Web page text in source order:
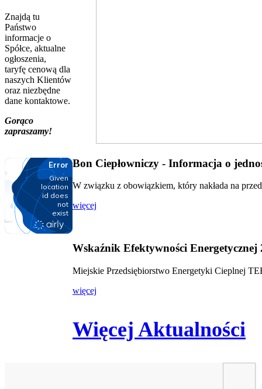
Znajdą tu
Państwo
informacje o
Spółce, aktualne
ogłoszenia,
taryfę cenową dla
naszych Klientów
oraz niezbędne
dane kontaktowe.
Gorąco
zapraszamy!
Bon Ciepłowniczy - Informacja o
W związku z obowiązkiem, który nakłada na
więcej
Wskaźnik Efektywności Energetycznej
Miejskie Przedsiębiorstwo Energetyki Cieplnej
więcej
Więcej Aktualności